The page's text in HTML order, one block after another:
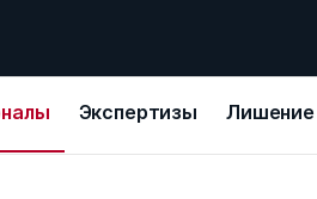
Экспертизы Лишение